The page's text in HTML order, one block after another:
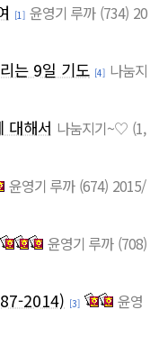
[1] 윤영기 루까 (734) 20
는 9일 기도 [4] 나눔지
대해서 나눔지기~♡ (1,
윤영기 루까 (674) 2015/
윤영기 루까 (708)
2014) [3]
윤영